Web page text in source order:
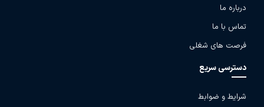
درباره ما
تماس با ما
فرصت های شغلی
دسترسی سریع
شرایط و ضوابط